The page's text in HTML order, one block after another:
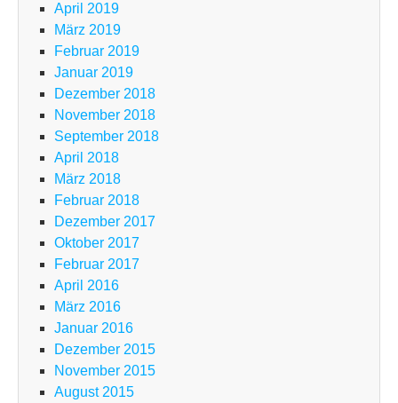
April 2019
März 2019
Februar 2019
Januar 2019
Dezember 2018
November 2018
September 2018
April 2018
März 2018
Februar 2018
Dezember 2017
Oktober 2017
Februar 2017
April 2016
März 2016
Januar 2016
Dezember 2015
November 2015
August 2015